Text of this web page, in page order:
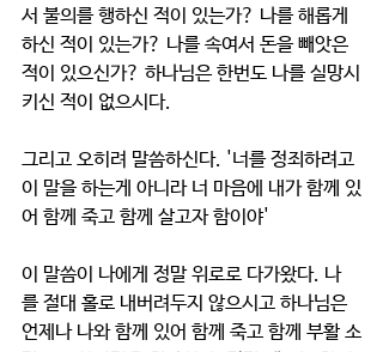
서 불의를 행하신 적이 있는가? 나를 해롭게
하신 적이 있는가? 나를 속여서 돈을 빼앗은
적이 있으신가? 하나님은 한번도 나를 실망시
키신 적이 없으시다.
그리고 오히려 말씀하신다. '너를 정죄하려고
이 말을 하는게 아니라 너 마음에 내가 함께 있
어 함께 죽고 함께 살고자 함이야'
이 말씀이 나에게 정말 위로로 다가왔다. 나
를 절대 홀로 내버려두지 않으시고 하나님은
언제나 나와 함께 있어 함께 죽고 함께 부활 소